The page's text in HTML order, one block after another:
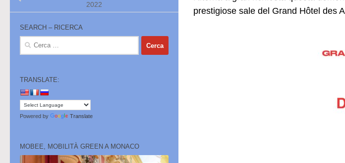
prestigiose sale del Grand Hôtel des
2022
SEARCH – RICERCA
Ricerca
TRANSLATE:
Powered by Translate
MOBEE, MOBILITÀ GREEN A MONACO